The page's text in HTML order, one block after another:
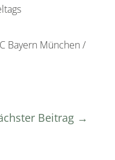
Bayern München /
Beitrag →